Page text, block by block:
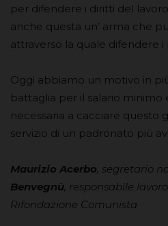
per difendere i diritti del
anche questa un’ arma che
attraverso la quale difendere i
Oggi abbiamo un motivo in
battaglia per il salario minimo
necessaria a cacciare questo
servizio di un padronato più
Maurizio Acerbo, segretario
Benvegnù, responsabile
Rifondazione Comunista